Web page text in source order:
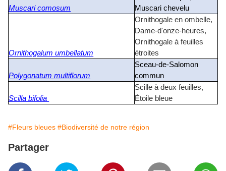
Muscari comosum
Muscari chevelu
Ornithogalum umbellatum
Ornithogale en ombelle,
Dame-d'onze-heures,
Ornithogale à feuilles
étroites
Polygonatum multiflorum
Sceau-de-Salomon
commun
Scilla bifolia
Scille à deux feuilles,
Étoile bleue
#Fleurs bleues #Biodiversité de notre région
Partager